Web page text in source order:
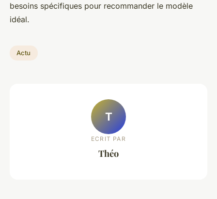
besoins spécifiques pour recommander le modèle
idéal.
Actu
T
ECRIT PAR
Théo